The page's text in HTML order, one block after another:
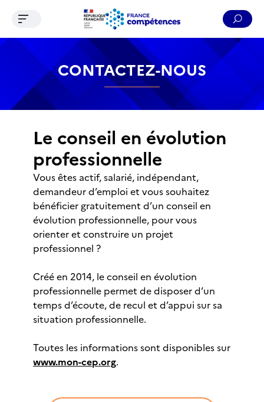
Contenu Recherche Menu Pied de page
Ouvrir le menu de navigation
CONTACTEZ-NOUS
Le conseil en évolution
professionnelle
Vous êtes actif, salarié, indépendant,
demandeur d’emploi et vous souhaitez
bénéficier gratuitement d’un conseil en
évolution professionnelle, pour vous
orienter et construire un projet
professionnel ?
Créé en 2014, le conseil en évolution
professionnelle permet de disposer d’un
temps d’écoute, de recul et d’appui sur sa
situation professionnelle.
Toutes les informations sont disponibles sur
www.mon-cep.org.